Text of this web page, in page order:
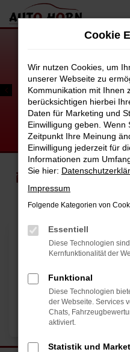
Zum
Hauptinhalt
FAHRZEUGSUCHE
Cookie
Wir nutzen Cookies, um
unserer Webseite zu
Kommunikation mit Ihnen
berücksichtigen hierbei
Daten für Marketing und
Einwilligung geben. Wenn
Zeitpunkt Ihre Meinung
Einwilligung jederzeit für
Informationen zum
Sie hier:
Impressum
Folgende Kategorien von
Essentiell
Diese Technologien
Kernfunktionalität der
Funktional
Diese Technologien
der Webseite. Services
Chats,
aktiviert.
Statistik und